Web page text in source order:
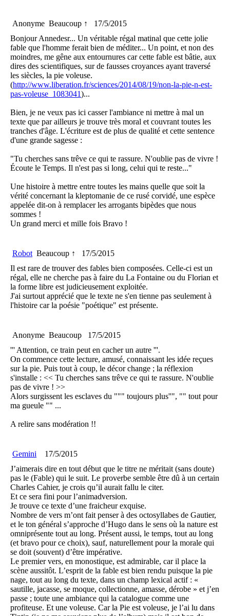
Anonyme Beaucoup ↑
17/5/2015
Bonjour Annedesr... Un véritable régal matinal que cette jolie
fable que l'homme ferait bien de méditer... Un point, et non des
moindres, me gêne aux entournures car cette fable est bâtie, aux
dires des scientifiques, sur de fausses croyances ayant traversé
les siècles, la pie voleuse.
(http://www.liberation.fr/sciences/2014/08/19/non-la-pie-n-est-
pas-voleuse_1083041)...
Bien, je ne veux pas ici casser l'ambiance ni mettre à mal un
texte que par ailleurs je trouve très moral et couvrant toutes les
tranches d'âge. L'écriture est de plus de qualité et cette sentence
d'une grande sagesse :
"Tu cherches sans trêve ce qui te rassure. N'oublie pas de vivre !
Écoute le Temps. Il n'est pas si long, celui qui te reste..."
Une histoire à mettre entre toutes les mains quelle que soit la
vérité concernant la kleptomanie de ce rusé corvidé, une espèce
appelée dit-on à remplacer les arrogants bipèdes que nous
sommes !
Un grand merci et mille fois Bravo !
Robot Beaucoup ↑
17/5/2015
Il est rare de trouver des fables bien composées. Celle-ci est un
régal, elle ne cherche pas à faire du La Fontaine ou du Florian et
la forme libre est judicieusement exploitée.
J'ai surtout apprécié que le texte ne s'en tienne pas seulement à
l'histoire car la poésie "poétique" est présente.
Anonyme Beaucoup
17/5/2015
''' Attention, ce train peut en cacher un autre '''.
On commence cette lecture, amusé, connaissant les idée reçues
sur la pie. Puis tout à coup, le décor change ; la réflexion
s'installe : << Tu cherches sans trêve ce qui te rassure. N'oublie
pas de vivre ! >>
Alors surgissent les esclaves du """ toujours plus''", "" tout pour
ma gueule "" ...
A relire sans modération !!
Gemini
17/5/2015
J’aimerais dire en tout début que le titre ne méritait (sans doute)
pas le (Fable) qui le suit. Le proverbe semble être dû à un certain
Charles Cahier, je crois qu’il aurait fallu le citer.
Et ce sera fini pour l’animadversion.
Je trouve ce texte d’une fraicheur exquise.
Nombre de vers m’ont fait penser à des octosyllabes de Gautier,
et le ton général s’approche d’Hugo dans le sens où la nature est
omniprésente tout au long. Présent aussi, le temps, tout au long
(et bravo pour ce choix), sauf, naturellement pour la morale qui
se doit (souvent) d’être impérative.
Le premier vers, en monostique, est admirable, car il place la
scène aussitôt. L’esprit de la fable est bien rendu puisque la pie
nage, tout au long du texte, dans un champ lexical actif : «
sautille, jacasse, se moque, collectionne, amasse, dérobe » et j’en
passe ; toute une ambiance qui la catalogue comme une
profiteuse. Et une voleuse. Car la Pie est voleuse, je l’ai lu dans